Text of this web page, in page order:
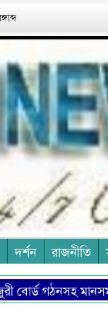
দর্শন রাজনীতি
মানসম্মত মজুরী